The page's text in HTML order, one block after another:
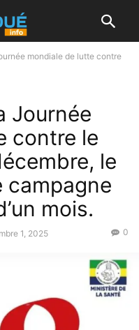
mondiale de lutte contre
Journée
contre le
le
campagne
mois.
1, 2025 0